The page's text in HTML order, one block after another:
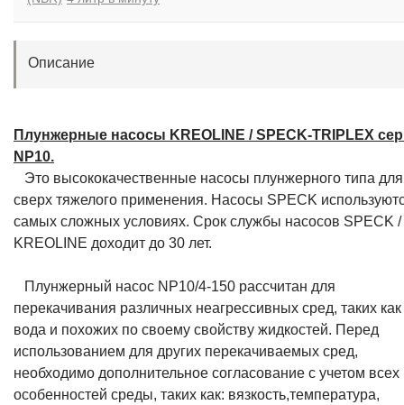
Описание
Плунжерные насосы KREOLINE / SPECK-TRIPLEX
NP10.
Это высококачественные насосы плунжерного типа для
сверх тяжелого применения. Насосы SPECK
самых сложных условиях. Срок службы насосов SPECK /
KREOLINE доходит до 30 лет.
Плунжерный насос NP10/4-150 рассчитан для
перекачивания различных неагрессивных сред, таких как
вода и похожих по своему свойству жидкостей. Перед
использованием для других перекачиваемых сред,
необходимо дополнительное согласование с учетом всех
особенностей среды, таких как: вязкость,температура,